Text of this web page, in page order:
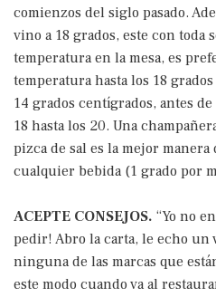
comienzos del siglo pasado.
vino a 18 grados, este con toda
temperatura en la mesa, es
temperatura hasta los 18
14 grados centígrados, antes
18 hasta los 20. Una
pizca de sal es la mejor
cualquier bebida (1 grado por
ACEPTE CONSEJOS. “Yo no
pedir! Abro la carta, le echo un
ninguna de las marcas que
este modo cuando va al